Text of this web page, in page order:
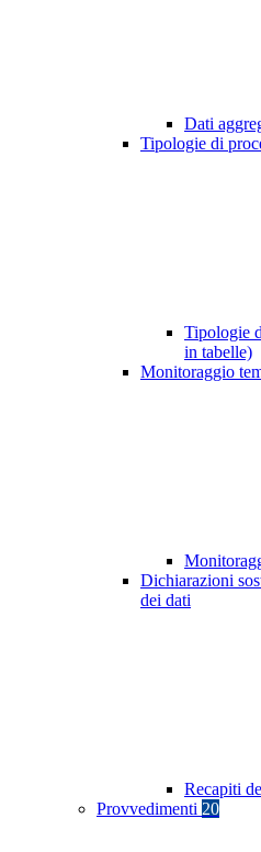
Dati
Tipologie di
Tipologie
in tabelle)
Monitoraggio
Dichiarazioni
dei dati
Recapiti
Provvedimenti 20